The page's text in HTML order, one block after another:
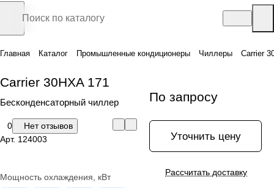
Главная Каталог Промышленные кондиционеры Чиллеры Carrier
Carrier 30HXA 171
Бесконденсаторный чиллер
0
Нет отзывов
Арт. 124003
Мощность охлаждения, кВт
По запросу
Уточнить цену
Рассчитать доставку